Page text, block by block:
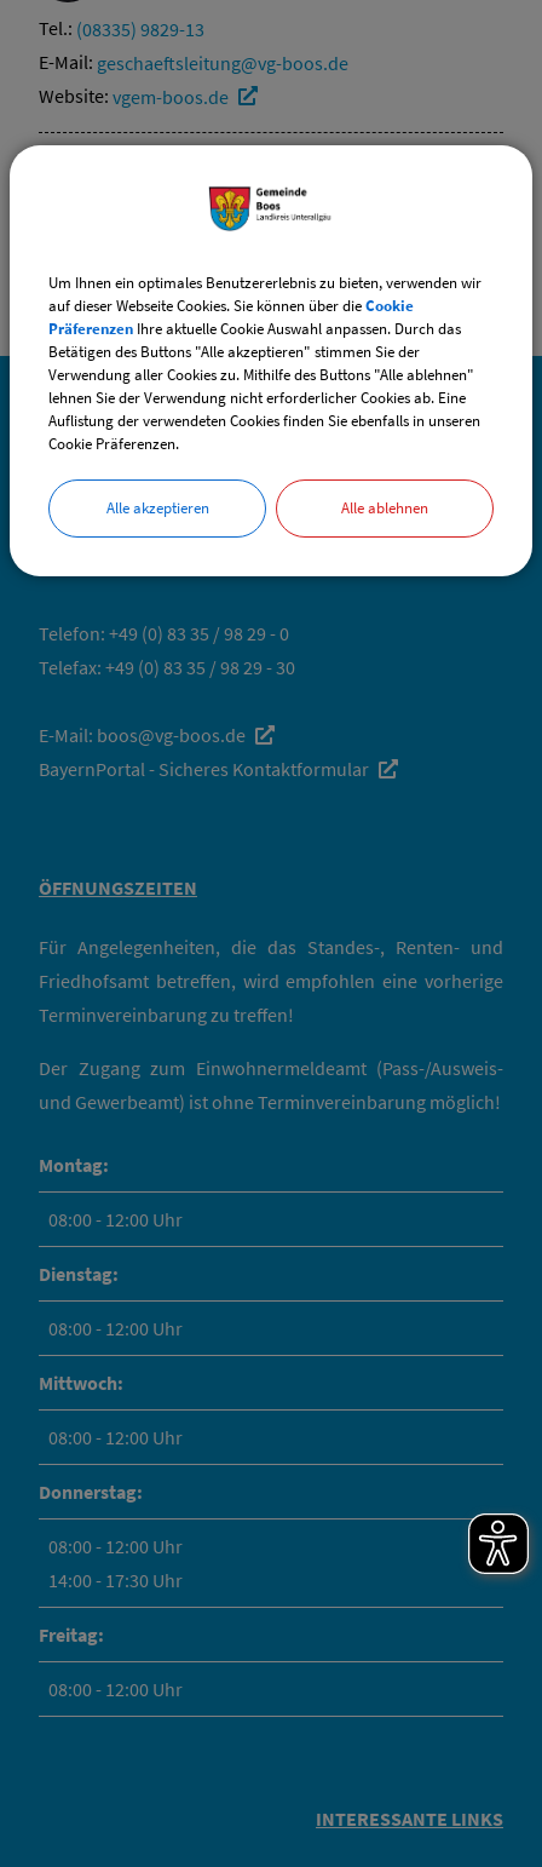
Tel.: (08335) 9829-13
E-Mail: geschaeftsleitung@vg-boos.de
Website: vgem-boos.de
Öffentliche Sicherheit u. Ordnung
SO ERREICHEN SIE UNS
Gemeinde Boos
Fuggerstraße 3
Telefon: +49 (0) 83 35 / 98 29 - 0
Telefax: +49 (0) 83 35 / 98 29 - 30
E-Mail: boos@vg-boos.de
BayernPortal - Sicheres Kontaktformular
ÖFFNUNGSZEITEN
Für Angelegenheiten, die das Standes-, Renten- und
Friedhofsamt betreffen, wird empfohlen eine vorherige
Terminvereinbarung zu treffen!
Der Zugang zum Einwohnermeldeamt (Pass-/Ausweis-
und Gewerbeamt) ist ohne Terminvereinbarung möglich!
Montag:
08:00 - 12:00 Uhr
Dienstag:
08:00 - 12:00 Uhr
Mittwoch:
08:00 - 12:00 Uhr
Donnerstag:
08:00 - 12:00 Uhr
14:00 - 17:30 Uhr
Freitag:
08:00 - 12:00 Uhr
INTERESSANTE LINKS
Um Ihnen ein optimales Benutzererlebnis zu bieten, verwenden wir
auf dieser Webseite Cookies. Sie können über dieCookie
Präferenzen Ihre aktuelle Cookie Auswahl anpassen. Durch das
Betätigen des Buttons "Alle akzeptieren" stimmen Sie der
Verwendung aller Cookies zu. Mithilfe des Buttons "Alle ablehnen"
lehnen Sie der Verwendung nicht erforderlicher Cookies ab. Eine
Auflistung der verwendeten Cookies finden Sie ebenfalls in unseren
Cookie Präferenzen.
Alle akzeptieren Alle ablehnen